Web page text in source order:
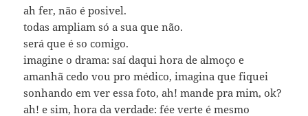
ah fer, não é posivel.
todas ampliam só a sua que não.
será que é so comigo.
imagine o drama: saí daqui hora de almoço e
amanhã cedo vou pro médico, imagina que fiquei
sonhando em ver essa foto, ah! mande pra mim, ok?
ah! e sim, hora da verdade: fée verte é mesmo